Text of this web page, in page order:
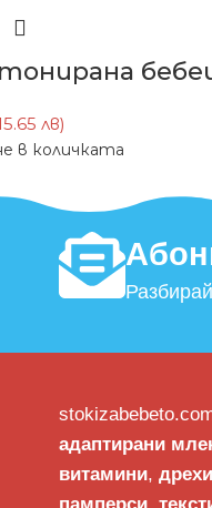
лв)
в количката
адаптирани
витамини,дрехи
памперси ,